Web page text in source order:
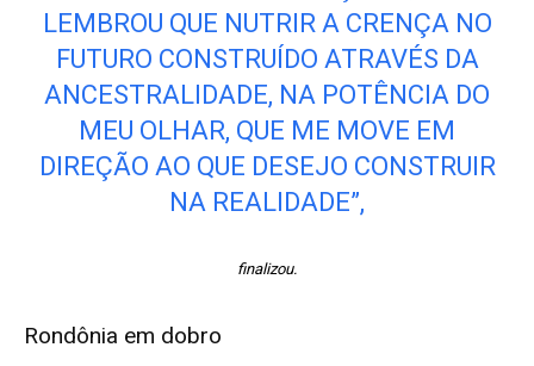
LEMBROU QUE NUTRIR A CRENÇA NO
FUTURO CONSTRUÍDO ATRAVÉS DA
ANCESTRALIDADE, NA POTÊNCIA DO
MEU OLHAR, QUE ME MOVE EM
DIREÇÃO AO QUE DESEJO CONSTRUIR
NA REALIDADE”,
finalizou.
Rondônia em dobro